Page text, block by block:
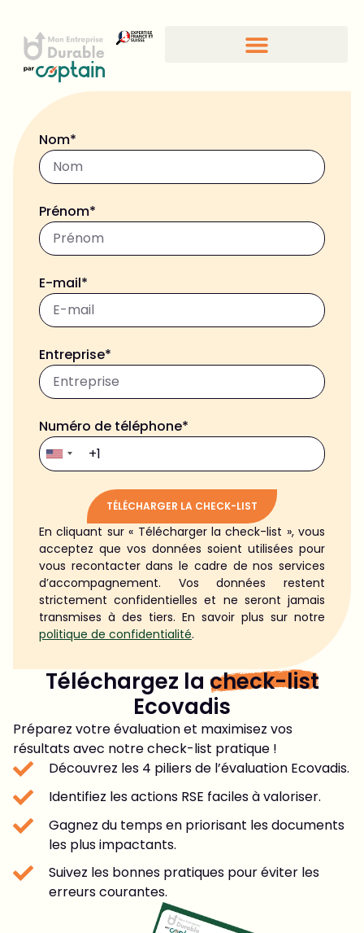
Téléchargez la check-list
Ecovadis
Préparez votre évaluation et maximisez vos
résultats avec notre check-list pratique !
Découvrez les 4 piliers de l’évaluation Ecovadis.
Identifiez les actions RSE faciles à valoriser.
Gagnez du temps en priorisant les documents
les plus impactants.
Suivez les bonnes pratiques pour éviter les
erreurs courantes.
Nom*
Prénom*
E-mail*
Entreprise*
Numéro de téléphone*
TÉLÉCHARGER LA CHECK-LIST
Alternative:
En cliquant sur « Télécharger la check-list », vous
acceptez que vos données soient utilisées pour
vous recontacter dans le cadre de nos services
d’accompagnement. Vos données restent
strictement confidentielles et ne seront jamais
transmises à des tiers. En savoir plus sur notre
politique de confidentialité.